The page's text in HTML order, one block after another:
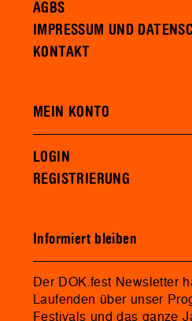
AGBS
IMPRESSUM UND
KONTAKT
MEIN KONTO
LOGIN
REGISTRIERUNG
Informiert bleiben
Der DOK.fest Newsletter
Laufenden über unser
Festivals und das ganze